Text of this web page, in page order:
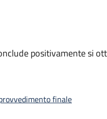
positivamente si
finale